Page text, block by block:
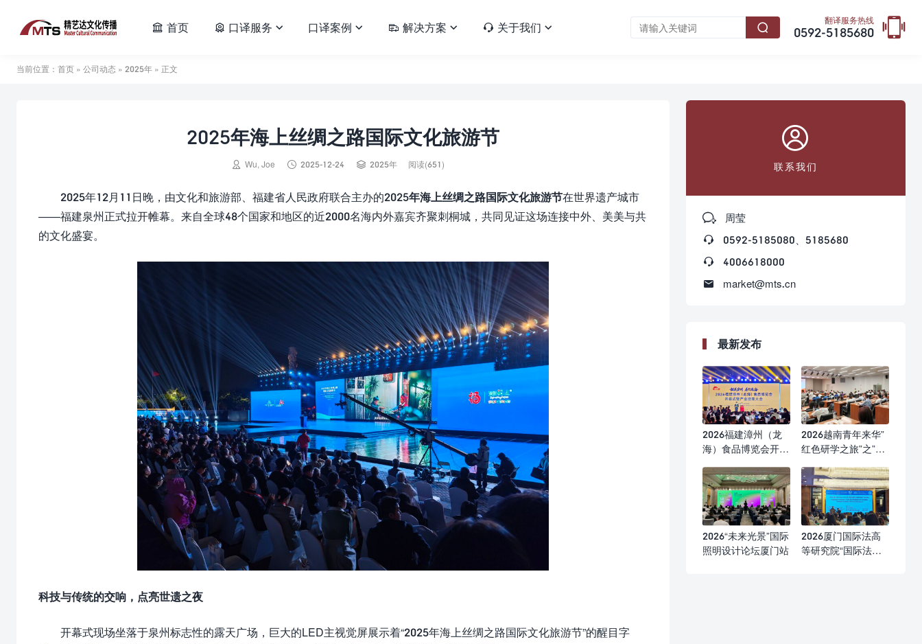
翻译服务热线
0592-5185680 
 首页  口译服务  口译案例   解决方案   关于我们  
当前位置： 首页 » 公司动态 » 2025年 » 正文
2025年海上丝绸之路国际文化旅游节
 Wu, Joe  2025-12-24  2025年 阅读(651)
2025年12月11日晚，由文化和旅游部、福建省人民政府联合主办的2025年海上丝绸之路国际文化旅游节在世界遗产城市
——福建泉州正式拉开帷幕。来自全球48个国家和地区的近2000名海内外嘉宾齐聚刺桐城，共同见证这场连接中外、美美与共
的文化盛宴。
科技与传统的交响，点亮世遗之夜
开幕式现场坐落于泉州标志性的露天广场，巨大的LED主视觉屏展示着“2025年海上丝绸之路国际文化旅游节”的醒目字

联系我们

周莹

0592-5185080、5185680

4006618000

market@mts.cn
最新发布
2026福建漳州（龙
海）食品博览会开幕
2026越南青年来华”
红色研学之旅”之”不
2026“未来光景”国际
照明设计论坛厦门站
2026厦门国际法高
等研究院“国际法前